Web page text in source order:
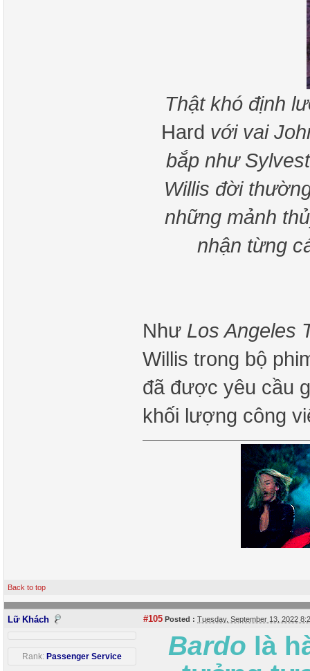
Thật khó định
Hard với vai
bắp như
Willis đời
những mảnh
nhận từng
Như Los Angeles
Willis trong bộ
đã được yêu cầu
khối lượng công
Back to top
Lữ Khách #105 Posted : Tuesday, September 13, 2022
Rank: Passenger Service Bardo là